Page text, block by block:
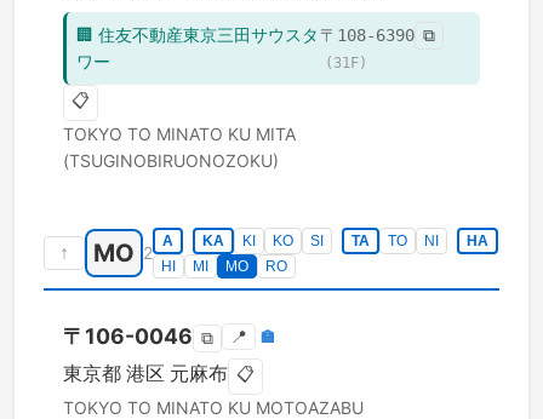
🏢 住友不動産東京三田サウスタ
ワー
〒 108-6390 ⧉
( 31F)
📋
TOKYO TO MINATO KU MITA
(TSUGINOBIRUONOZOKU)
↑ MO 2
A KA KI KO SI TA TO NI
HA
HI
MI MO RO
〒 106-0046 ⧉ 📍 🏣
東京都 港区 元麻布 📋
TOKYO TO MINATO KU MOTOAZABU